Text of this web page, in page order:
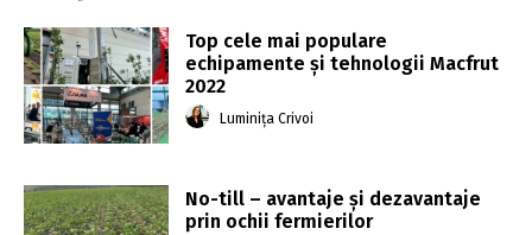
Top cele mai populare
echipamente și tehnologii Macfrut
2022
Luminița Crivoi
No-till – avantaje și dezavantaje
prin ochii fermierilor